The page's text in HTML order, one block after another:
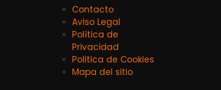
Contacto
Aviso Legal
Política de
Privacidad
Politica de Cookies
Mapa del sitio